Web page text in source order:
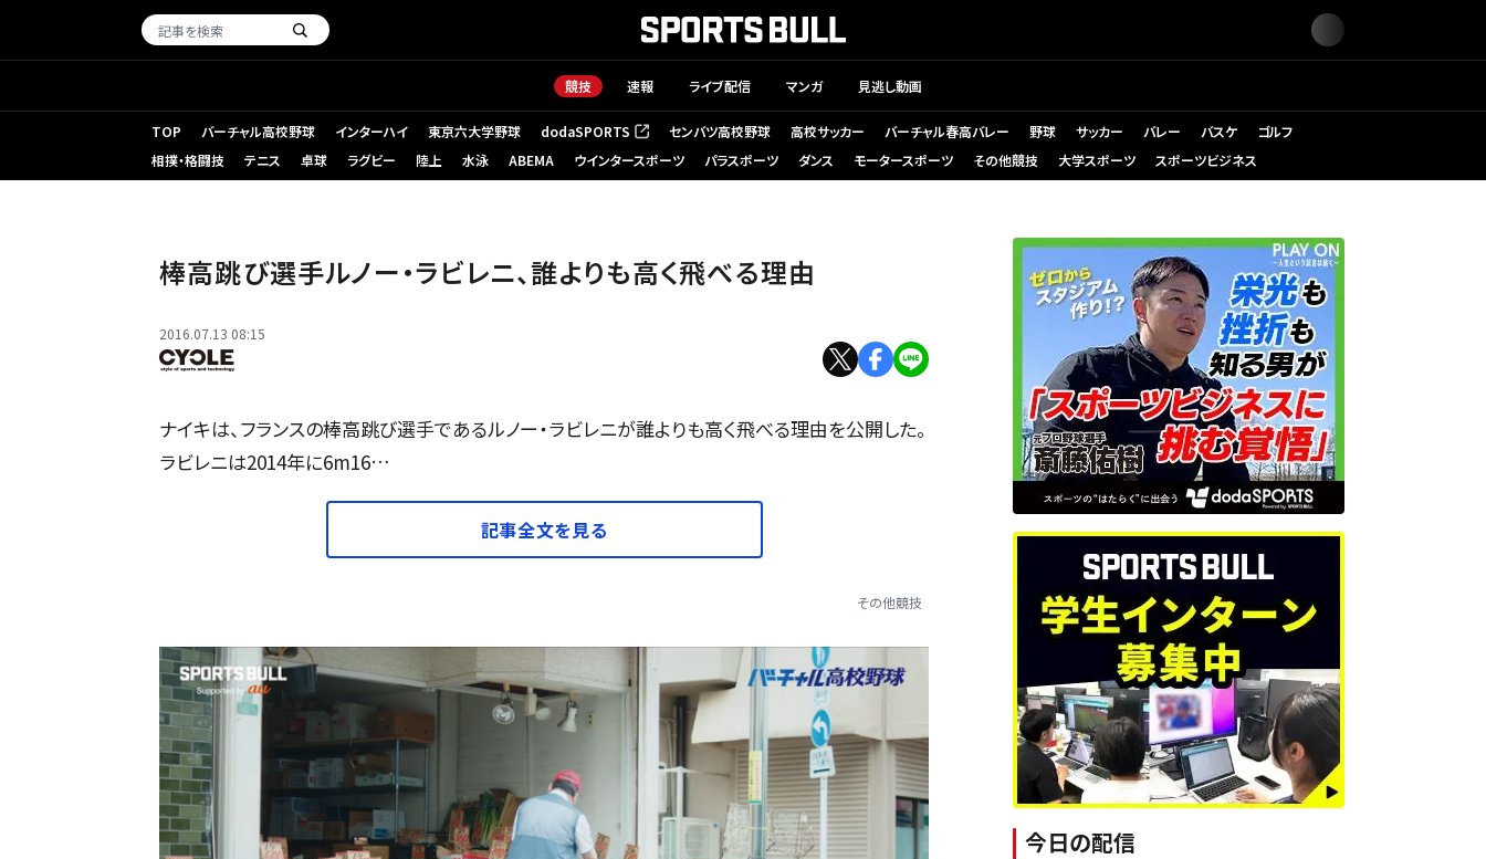
競技 速報 ライブ配信 マンガ 見逃し動画
TOP バーチャル高校野球 インターハイ 東京六大学野球 dodaSPORTS
（新しいタブで開く） センバツ高校野球 高校サッカー バーチャル春高バレー 野球 サッカー バレー バスケ
ゴルフ
相撲・格闘技
テニス 卓球 ラグビー 陸上 水泳 ABEMA ウインタースポーツ パラスポーツ ダンス モータースポーツ その他競技 大学スポーツ スポーツビジネス
棒高跳び選手ルノー・ラビレニ、誰よりも高く飛べる理由
2016.07.13 08:15
ナイキは、フランスの棒高跳び選手であるルノー・ラビレニが誰よりも高く飛べる理由を公開した。
ラビレニは2014年に6m16…
記事全文を見る
その他競技
今日の配信